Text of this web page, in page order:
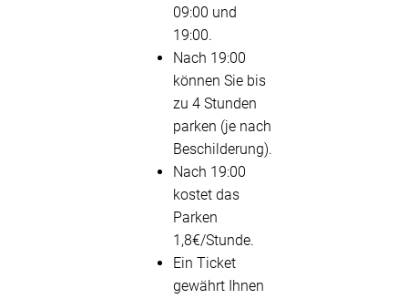
09:00 und
19:00.
Nach 19:00
können Sie bis
zu 4 Stunden
parken (je nach
Beschilderung).
Nach 19:00
kostet das
Parken
1,8€/Stunde.
Ein Ticket
gewährt Ihnen